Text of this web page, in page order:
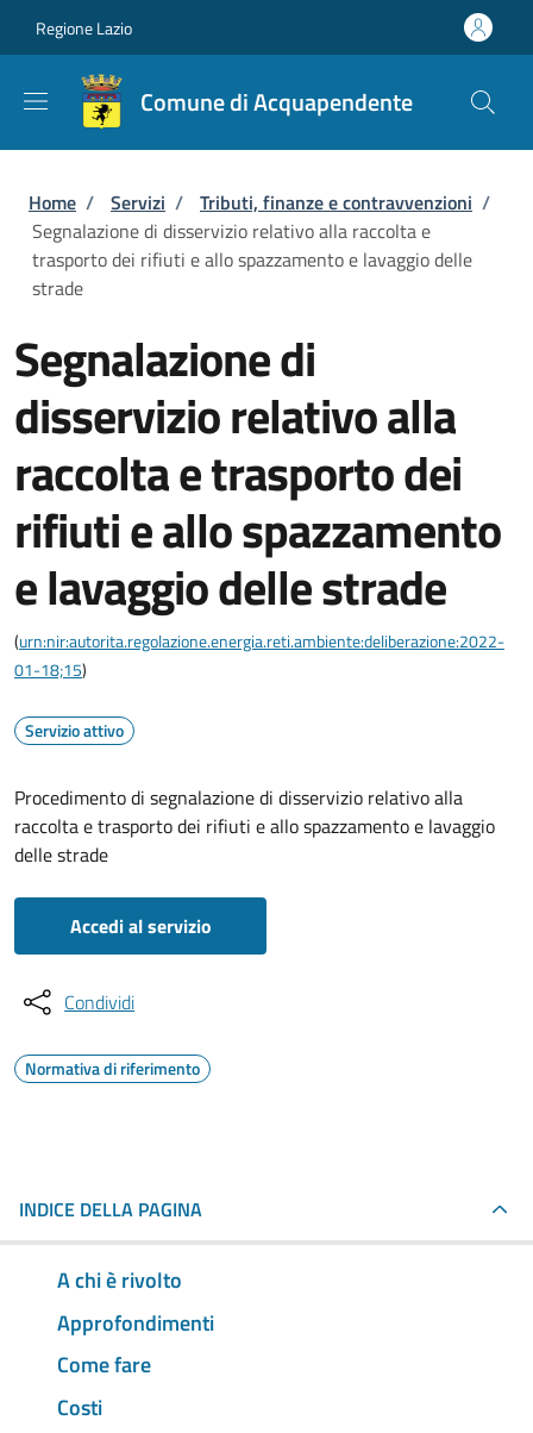
Regione Lazio
Comune di Acquapendente
Briciole di pane
Home / Servizi / Tributi, finanze e contravvenzioni /
Segnalazione di disservizio relativo alla raccolta e
trasporto dei rifiuti e allo spazzamento e lavaggio delle
strade
Segnalazione di
disservizio relativo alla
raccolta e trasporto dei
rifiuti e allo spazzamento
e lavaggio delle strade
(urn:nir:autorita.regolazione.energia.reti.ambiente:deliberazione:2022-
01-18;15)
Servizio attivo
Procedimento di segnalazione di disservizio relativo alla
raccolta e trasporto dei rifiuti e allo spazzamento e lavaggio
delle strade
Accedi al servizio
Condividi
Normativa di riferimento
INDICE DELLA PAGINA
A chi è rivolto
Approfondimenti
Come fare
Costi